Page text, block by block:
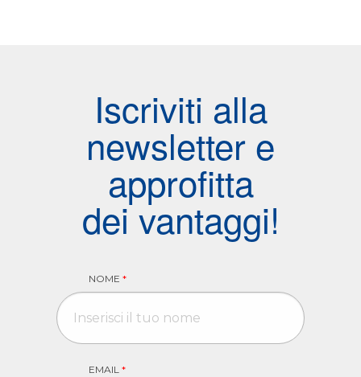
Iscriviti alla
newsletter e
approfitta
dei vantaggi!
NOME *
EMAIL *